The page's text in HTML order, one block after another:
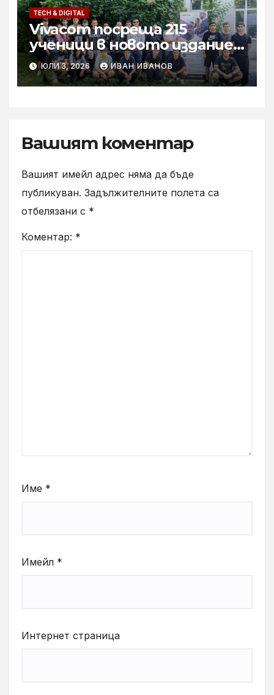
TECH & DIGITAL
Vivacom посреща 215
ученици в новото издание
на Практикантската си
програма
ЮЛИ 3, 2026 ИВАН ИВАНОВ
Вашият коментар
Вашият имейл адрес няма да бъде
публикуван. Задължителните полета са
отбелязани с *
Коментар: *
Име *
Имейл *
Интернет страница